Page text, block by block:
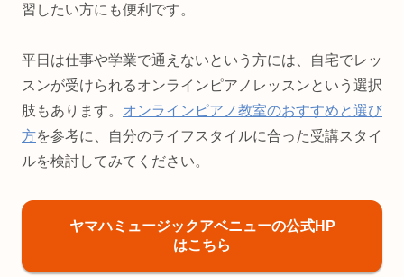
習したい方にも便利です。
平日は仕事や学業で通えないという方には、自宅でレッ
スンが受けられるオンラインピアノレッスンという選択
肢もあります。 オンラインピアノ教室のおすすめと選び
方を参考に、自分のライフスタイルに合った受講スタイ
ルを検討してみてください。
ヤマハミュージックアベニューの公式HP
はこちら